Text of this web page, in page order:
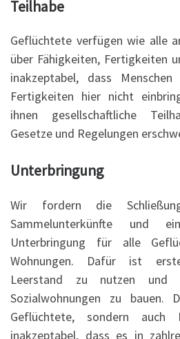
Teilhabe
Geflüchtete verfügen wie alle
über Fähigkeiten, Fertigkeiten
inakzeptabel, dass
Fertigkeiten hier nicht
ihnen gesellschaftliche
Gesetze und Regelungen
Unterbringung
Wir fordern die
Sammelunterkünfte und
Unterbringung für alle
Wohnungen. Dafür ist
Leerstand zu nutzen und
Sozialwohnungen zu
Geflüchtete, sondern auch
inakzeptabel, dass es in